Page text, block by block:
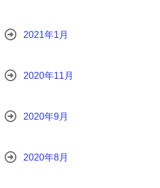
2021年1月
2020年11月
2020年9月
2020年8月